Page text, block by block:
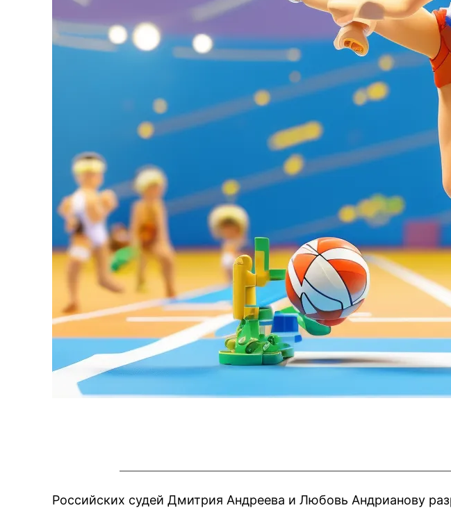
Российских судей Дмитрия Андреева и Любовь Андрианову